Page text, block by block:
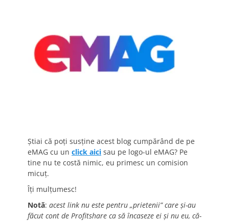
Știai că poți susține acest blog cumpărând de pe
eMAG cu un click aici sau pe logo-ul eMAG? Pe
tine nu te costă nimic, eu primesc un comision
micuț.
Îți mulțumesc!
Notă: acest link nu este pentru „prietenii” care și-au
făcut cont de Profitshare ca să încaseze ei și nu eu, că-